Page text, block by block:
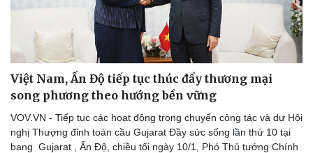
Doanh nghiệp
Thông tin doanh nghiệp
Doanh nghiệp 24h
Doanh nhân
Vì cộng đồng
Công nghệ
Sành điệu
Tin Công nghệ
Trải nghiệm
Chuyển đổi số
Việt Nam, Ấn Độ tiếp tục thúc đẩy thương mại
song phương theo hướng bền vững
VOV.VN - Tiếp tục các hoạt động trong chuyến công tác và dự Hội
nghị Thượng đỉnh toàn cầu Gujarat Đầy sức sống lần thứ 10 tại
bang Gujarat , Ấn Độ, chiều tối ngày 10/1, Phó Thủ tướng Chính